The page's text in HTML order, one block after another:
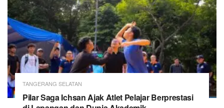
TANGERANG SELATAN
Pilar Saga Ichsan Ajak Atlet Pelajar Berprestasi